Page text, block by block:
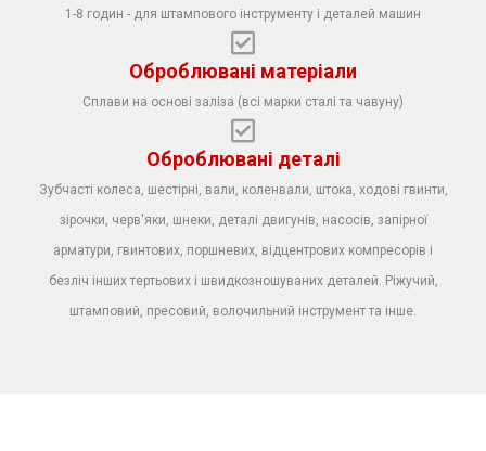
1-8 годин - для штампового інструменту і деталей машин
Оброблювані матеріали
Сплави на основі заліза (всі марки сталі та чавуну)
Оброблювані деталі
Зубчасті колеса, шестірні, вали, коленвали, штока, ходові гвинти,
зірочки, черв'яки, шнеки, деталі двигунів, насосів, запірної
арматури, гвинтових, поршневих, відцентрових компресорів і
безліч інших тертьових і швидкозношуваних деталей. Ріжучий,
штамповий, пресовий, волочильний інструмент та інше.